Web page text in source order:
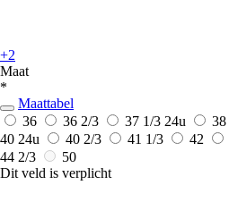
+2
Maat
*
Maattabel
36
36 2/3 37 1/3 24u 38
40 24u 40 2/3 41 1/3 42
44 2/3
50
Dit veld is verplicht